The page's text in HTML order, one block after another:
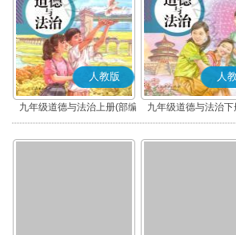
人教版
九年级道德与法治上册(部编
版)
人
九年级道德与法治下
版)